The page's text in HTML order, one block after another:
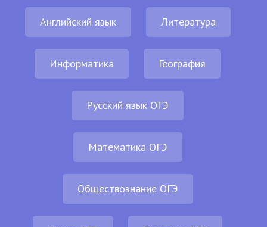
Английский язык Литература
Информатика География
Русский язык ОГЭ
Математика ОГЭ
Обществознание ОГЭ